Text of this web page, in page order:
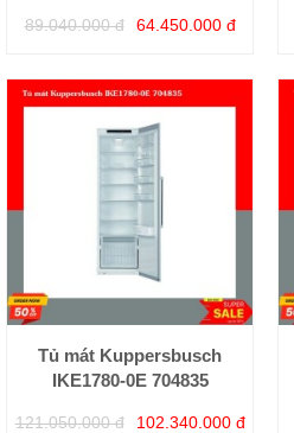
89.040.000 đ 64.450.000 đ
Tủ mát Kuppersbusch
IKE1780-0E 704835
121.050.000 đ 102.340.000 đ